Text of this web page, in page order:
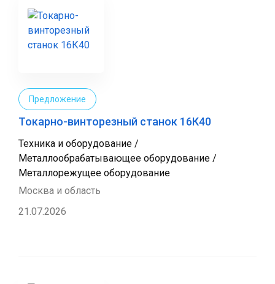
Предложение
Токарно-винторезный станок 16К40
Техника и оборудование /
Металлообрабатывающее оборудование /
Металлорежущее оборудование
Москва и область
21.07.2026